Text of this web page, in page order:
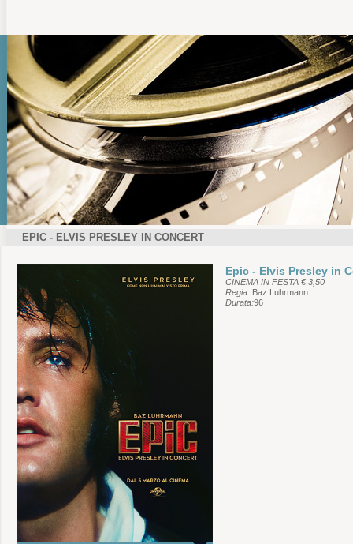
EPIC - ELVIS PRESLEY IN CONCERT
Epic - Elvis Presley in
CINEMA IN FESTA € 3,50
Regia:Baz Luhrmann
Durata:96